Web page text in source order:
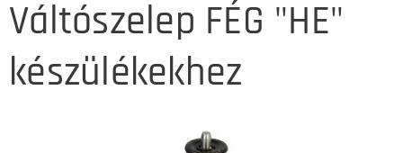
Váltószelep FÉG "HE"
készülékekhez